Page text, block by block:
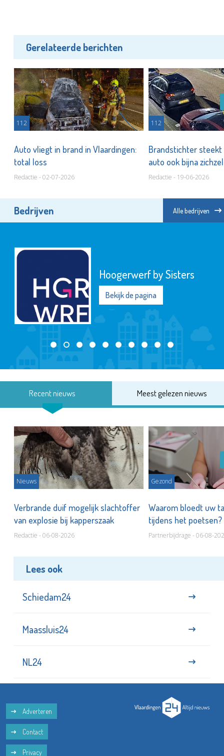
Gerelateerde berichten
112
Auto vliegt in brand in Vlaardingen:
total loss
Redactie - 02-07-2026
112
Brandstichter steekt
auto ook bijna
Redactie - 19-06-2026
Bedrijven Alle bedrijven
Hoogerwerf by Sisters
Bekijk de pagina
Recent nieuws Meest gelezen nieuws
Nieuws
Verbrande duif mogelijk slachtoffer
van explosie bij kapperszaak
Redactie - 06-08-2026
Gezond
Waarom bloedt uw
tijdens het poetsen?
Partnerbijdrage - 06-08-
Lees ook
Schiedam24
Maassluis24
NL24
Adverteren
Contact
Privacy